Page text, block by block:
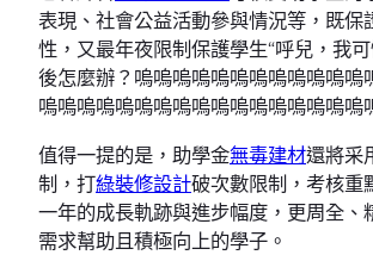
表現、社會公益活動參與情況等，既保
性，又最年夜限制保護學生“呼兒，我
後怎麼辦？嗚嗚嗚嗚嗚嗚嗚嗚嗚嗚嗚嗚
嗚嗚嗚嗚嗚嗚嗚嗚嗚嗚嗚嗚嗚嗚嗚嗚嗚
值得一提的是，助學金無毒建材還將采
制，打綠裝修設計破次數限制，考核重
一年的成長軌跡與進步幅度，更周全、
需求幫助且積極向上的學子。